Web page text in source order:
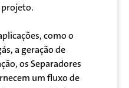
como o
a geração de
os Separadores
um fluxo de